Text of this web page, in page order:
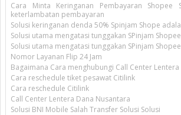
Cara Minta Keringanan Pembayaran Shopee
keterlambatan pembayaran
Solusi keringanan denda 50% Spinjam Shope
Solusi utama mengatasi tunggakan SPinjam
Solusi utama mengatasi tunggakan SPinjam
Nomor Layanan Flip 24 Jam
Bagaimana Cara menghubungi Call Center
Cara reschedule tiket pesawat Citilink
Cara reschedule Citilink
Call Center Lentera Dana Nusantara
Solusi BNI Mobile Salah Transfer Solusi Solusi